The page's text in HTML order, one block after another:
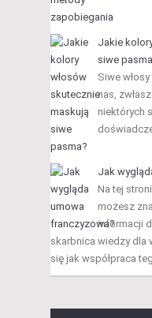
Jakie
siwe
Siwe
nas,
niektórych
Jak
Na tej
możesz
informacji
skarbnica wiedzy dla
się jak współpraca